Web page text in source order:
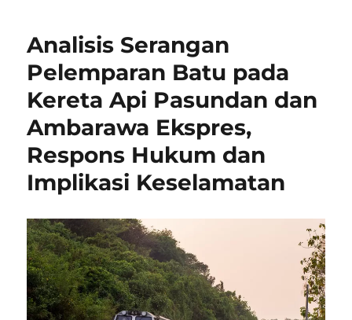
Analisis Serangan
Pelemparan Batu pada
Kereta Api Pasundan dan
Ambarawa Ekspres,
Respons Hukum dan
Implikasi Keselamatan